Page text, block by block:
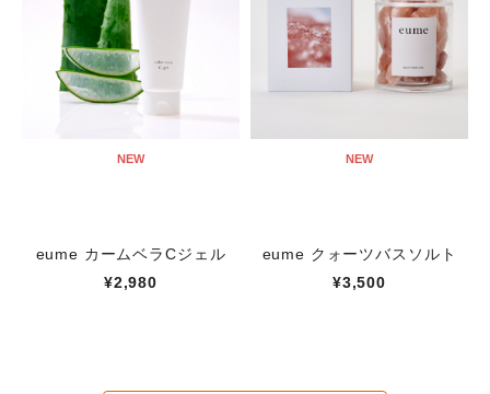
NEW
eume カームベラCジェル
¥2,980
NEW
eume クォーツバスソルト
¥3,500